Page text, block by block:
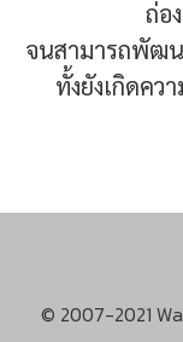
ถ่อ
จนสามารถพัฒ
ทั้งยังเกิดคว
© 2007-2021